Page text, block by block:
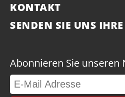
KONTAKT
SENDEN SIE UNS
Abonnieren Sie unseren